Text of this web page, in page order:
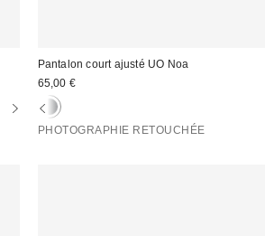
Pantalon court ajusté UO Noa
65,00 €
PHOTOGRAPHIE RETOUCHÉE